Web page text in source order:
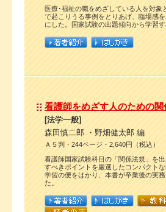
医療･福祉の職をめざしている人を対象
で起こりうる事例をとりあげ、臨場感
にした。国家試験の出題傾向から学習
看護師をめざす人のための関
[法学一般]
森田慎二郎 ・野畑健太郎 編
Ａ５判・244ページ・2,640円（税込）
看護師国家試験科目の「関係法規」を
すべきポイントを厳選したコンパクト
学習の便をはかり、本書が卒業後の実
た。